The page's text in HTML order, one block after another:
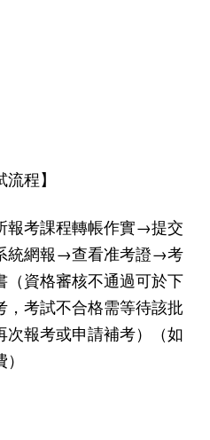
程】
報考課程轉帳作實→提交
網報→查看准考證→考
資格審核不通過可於下
考試不合格需等待該批
報考或申請補考）（如